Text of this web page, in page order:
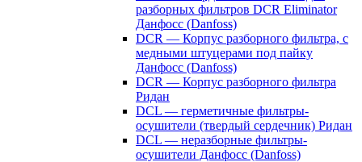
разборных фильтров DCR Eliminator
Данфосс (Danfoss)
DCR — Корпус разборного фильтра, с
медными штуцерами под пайку
Данфосс (Danfoss)
DCR — Корпус разборного фильтра
Ридан
DCL — герметичные фильтры-
осушители (твердый сердечник) Ридан
DCL — неразборные фильтры-
осушители Данфосс (Danfoss)